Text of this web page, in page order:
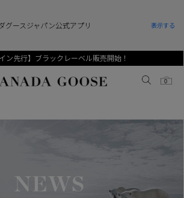
ン先行】ブラックレーベル販売開始！
Canada Goose
0
カバー
イテム
イテム
（0‐24ヵ月)
NEWS
グースジャパン公式アプリ 表示する